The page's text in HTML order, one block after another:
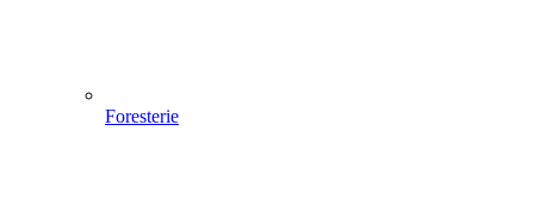
Foresterie